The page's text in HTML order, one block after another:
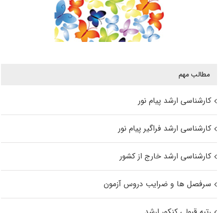
مطالب مهم
کارشناسی ارشد پیام نور
کارشناسی ارشد فراگیر پیام نور
کارشناسی ارشد خارج از کشور
سرفصل ها و ضرایب دروس آزمون